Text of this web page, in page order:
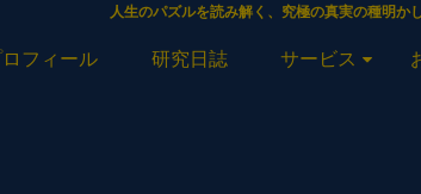
人生のパズルを読み解く、究極の真実の種明か
ロフィール 研究日誌 サービス